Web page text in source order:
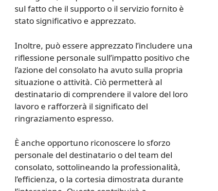
sul fatto che il supporto o il servizio fornito è
stato significativo e apprezzato.
Inoltre, può essere apprezzato l’includere una
riflessione personale sull’impatto positivo che
l’azione del consolato ha avuto sulla propria
situazione o attività. Ciò permetterà al
destinatario di comprendere il valore del loro
lavoro e rafforzerà il significato del
ringraziamento espresso.
È anche opportuno riconoscere lo sforzo
personale del destinatario o del team del
consolato, sottolineando la professionalità,
l’efficienza, o la cortesia dimostrata durante